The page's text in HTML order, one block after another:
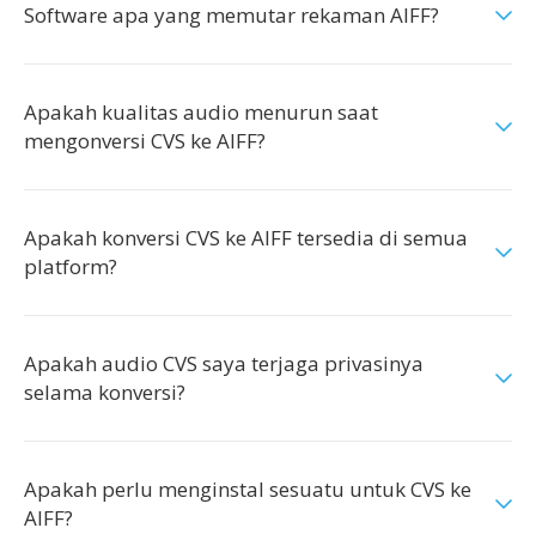
Software apa yang memutar rekaman AIFF?
Apakah kualitas audio menurun saat
mengonversi CVS ke AIFF?
Apakah konversi CVS ke AIFF tersedia di semua
platform?
Apakah audio CVS saya terjaga privasinya
selama konversi?
Apakah perlu menginstal sesuatu untuk CVS ke
AIFF?